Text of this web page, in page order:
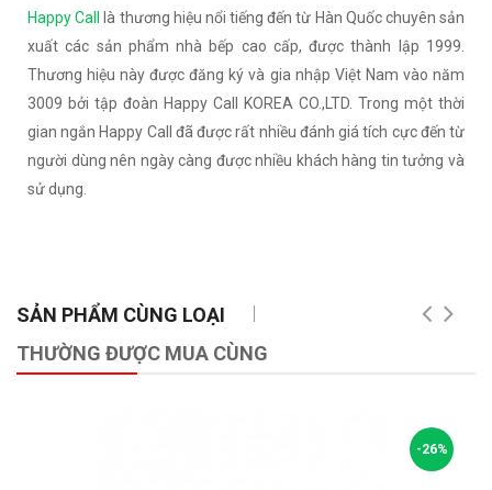
Happy Call
là thương hiệu nổi tiếng đến từ Hàn Quốc chuyên sản
xuất các sản phẩm nhà bếp cao cấp, được thành lập 1999.
Thương hiệu này được đăng ký và gia nhập Việt Nam vào năm
3009 bởi tập đoàn Happy Call KOREA CO.,LTD. Trong một thời
gian ngắn Happy Call đã được rất nhiều đánh giá tích cực đến từ
người dùng nên ngày càng được nhiều khách hàng tin tưởng và
sử dụng.
SẢN PHẨM CÙNG LOẠI
THƯỜNG ĐƯỢC MUA CÙNG
-26%